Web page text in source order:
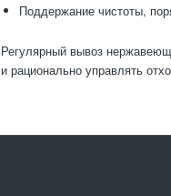
Поддержание чистоты,
Регулярный вывоз
и рационально управлять